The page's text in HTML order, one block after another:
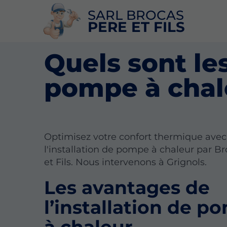
SARL BROCAS
PERE ET FILS
Quels sont
pompe à
Optimisez votre confort thermique avec
l'installation de pompe à chaleur par
et Fils. Nous intervenons à Grignols.
Les avantages de
l’installation de